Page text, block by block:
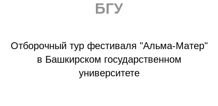
БГУ
Отборочный тур фестиваля "Альма-Матер"
в Башкирском государственном
университете